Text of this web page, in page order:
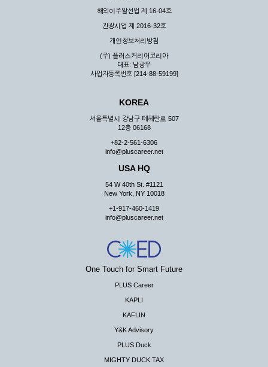
해외이주알선업 제 16-04호
관광사업 제 2016-32호
개인정보처리방침
(주) 플러스커리어코리아
대표: 남광우
사업자등록번호 [214-88-59199]
KOREA
서울특별시 강남구 테헤란로 507
12층 06168
+82-2-561-6306
info@pluscareer.net
USA HQ
54 W 40th St. #1121
New York, NY 10018
+1-917-460-1419
info@pluscareer.net
One Touch for Smart Future
PLUS Career
KAPLI
KAFLIN
Y&K Advisory
PLUS Duck
MIGHTY DUCK TAX